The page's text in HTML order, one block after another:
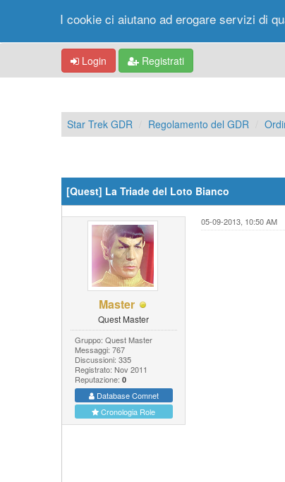
Login Registrati
Star Trek GDR Regolamento del GDR
[Quest] La Triade del Loto Bianco
Master
Quest Master
Gruppo: Quest Master
Messaggi: 767
Discussioni: 335
Registrato: Nov 2011
Reputazione: 0
Database Comnet
Cronologia Role
05-09-2013, 10:50 AM
I cookie ci aiutano ad erogare servizi di